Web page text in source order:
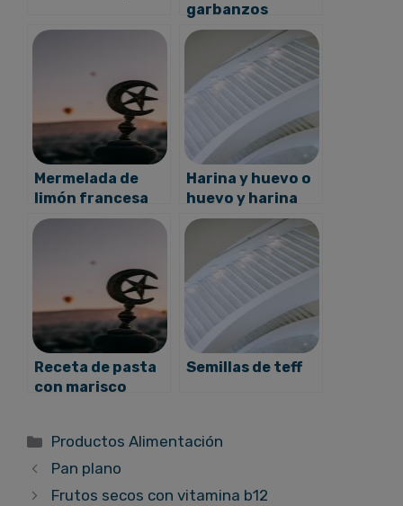
garbanzos
Mermelada de
limón francesa
Harina y huevo o
huevo y harina
Receta de pasta
con marisco
Semillas de teff
Categorías
Productos Alimentación
Pan plano
Frutos secos con vitamina b12